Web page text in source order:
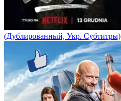
(Дублированный, Укр. Субтитры)